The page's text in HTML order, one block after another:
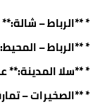
* **الرباط –
* **الرباط –
* **سلا المدينة:**
* **الصخيرات –